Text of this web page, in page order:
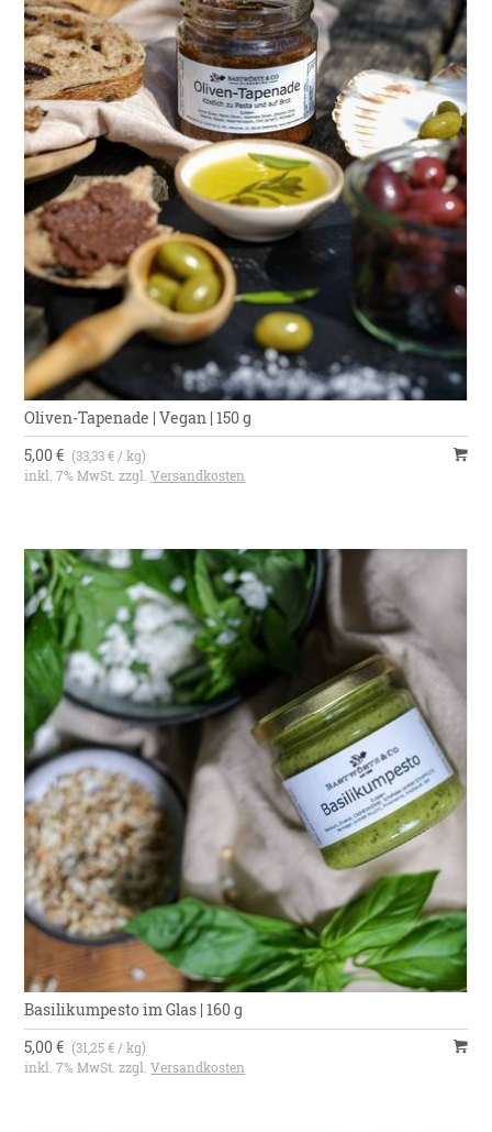
Oliven-Tapenade | Vegan | 150 g
5,00 € (33,33 € / kg)
inkl. 7% MwSt. zzgl.Versandkosten
Basilikumpesto im Glas | 160 g
5,00 € (31,25 € / kg)
inkl. 7% MwSt. zzgl.Versandkosten